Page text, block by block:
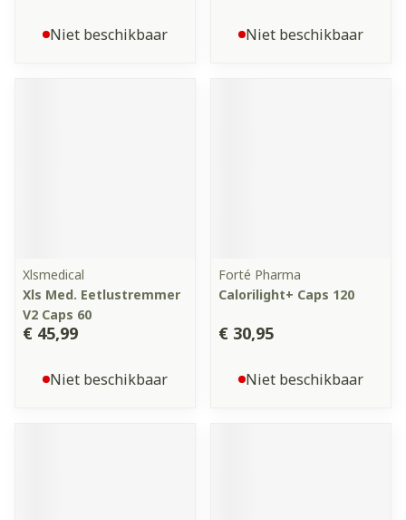
Niet beschikbaar Niet beschikbaar
Xlsmedical
Xls Med. Eetlustremmer
V2 Caps 60
€ 45,99
Niet beschikbaar
Forté Pharma
Calorilight+ Caps 120
€ 30,95
Niet beschikbaar